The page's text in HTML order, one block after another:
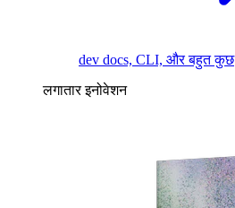
dev docs, CLI, और बहुत कुछ
लगातार इनोवेशन